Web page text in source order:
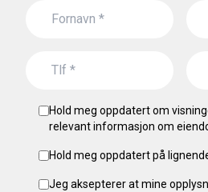
Hold meg oppdatert om
relevant informasjon om
Hold meg oppdatert på
Jeg aksepterer at mine